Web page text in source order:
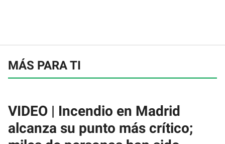
MÁS PARA TI
VIDEO | Incendio en Madrid
alcanza su punto más crítico;